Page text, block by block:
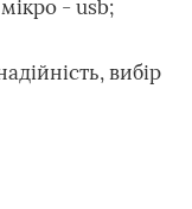
- usb;
вибір